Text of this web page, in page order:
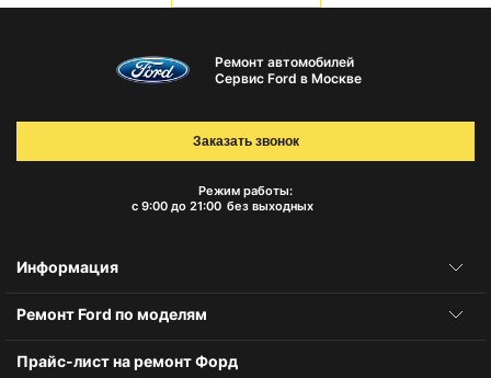
Ремонт автомобилей
Сервис Ford в Москве
Режим работы:
с 9:00 до 21:00 без выходных
Заказать звонок
Информация
Ремонт Ford по моделям
Прайс-лист на ремонт Форд